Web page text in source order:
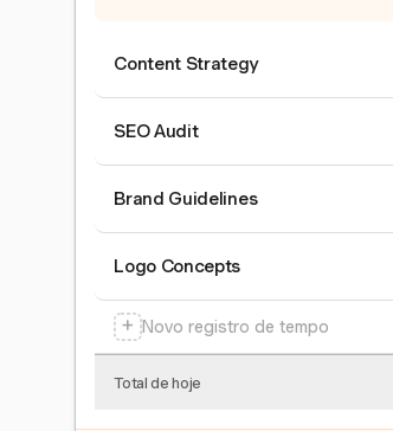
Content Strategy
SEO Audit
Brand Guidelines
Logo Concepts
+ Novo registro de tempo
Total de hoje